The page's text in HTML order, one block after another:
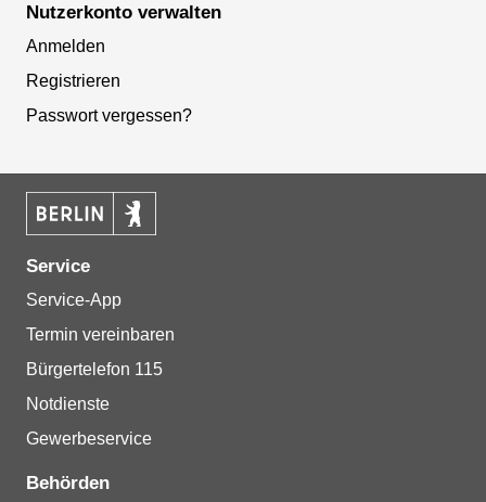
Nutzerkonto verwalten
Anmelden
Registrieren
Passwort vergessen?
Service
Service-App
Termin vereinbaren
Bürgertelefon 115
Notdienste
Gewerbeservice
Behörden